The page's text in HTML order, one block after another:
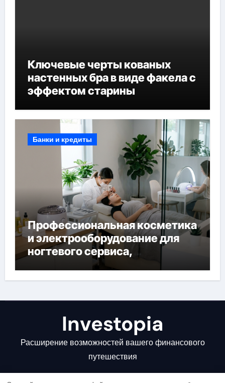
Ключевые черты кованых
настенных бра в виде факела с
эффектом старины
Банки и кредиты
Профессиональная косметика
и электрооборудование для
ногтевого сервиса,
наращивания ресниц и
депиляции
Investopia
Расширение возможностей вашего финансового
путешествия